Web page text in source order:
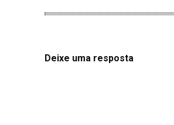
Deixe uma resposta